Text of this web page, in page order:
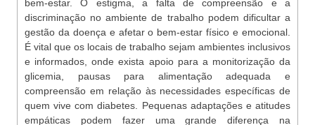
bem-estar. O estigma, a falta de compreensão e a
discriminação no ambiente de trabalho podem dificultar a
gestão da doença e afetar o bem-estar físico e emocional.
É vital que os locais de trabalho sejam ambientes inclusivos
e informados, onde exista apoio para a monitorização da
glicemia, pausas para alimentação adequada e
compreensão em relação às necessidades específicas de
quem vive com diabetes. Pequenas adaptações e atitudes
empáticas podem fazer uma grande diferença na